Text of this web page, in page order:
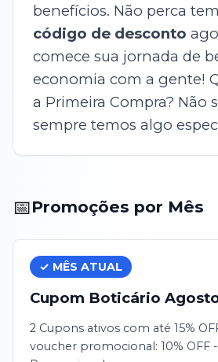
benefícios. Não perca
código de desconto
comece sua jornada de
economia com a gente!
a Primeira Compra? Não
sempre temos algo
📅Promoções por Mês
✓ MÊS ATUAL
Cupom Boticário
2 Cupons ativos com até 15%
voucher promocional: 10% OFF